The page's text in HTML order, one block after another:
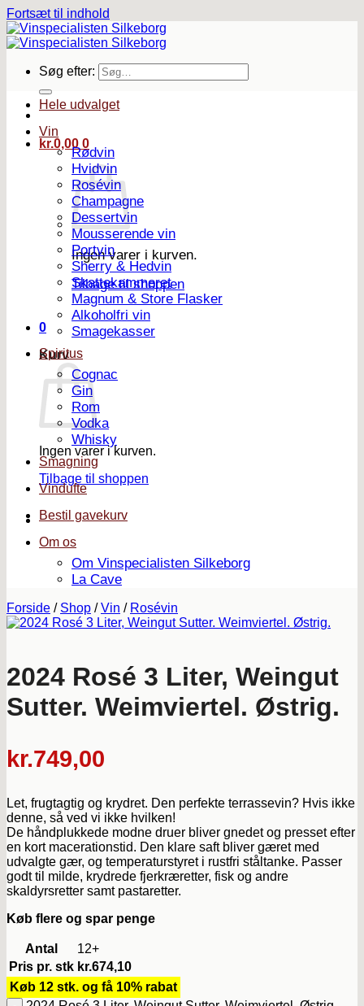
Fortsæt til indhold
Søg efter:
kr.0,00 0
Ingen varer i kurven.
Tilbage til shoppen
0
Kurv
Ingen varer i kurven.
Tilbage til shoppen
Hele udvalget
Vin
Rødvin
Hvidvin
Rosévin
Champagne
Dessertvin
Mousserende vin
Portvin
Sherry & Hedvin
Skattekammeret
Magnum & Store Flasker
Alkoholfri vin
Smagekasser
Spiritus
Cognac
Gin
Rom
Vodka
Whisky
Smagning
Vindufte
Bestil gavekurv
Om os
Om Vinspecialisten Silkeborg
La Cave
Forside / Shop / Vin / Rosévin
2024 Rosé 3 Liter, Weingut
Sutter. Weimviertel. Østrig.
kr.749,00
Let, frugtagtig og krydret. Den perfekte terrassevin? Hvis ikke
denne, så ved vi ikke hvilken!
De håndplukkede modne druer bliver gnedet og presset efter
en kort macerationstid. Den klare saft bliver gæret med
udvalgte gær, og temperaturstyret i rustfri ståltanke. Passer
godt til milde, krydrede fjerkræretter, fisk og andre
skaldyrsretter samt pastaretter.
Køb flere og spar penge
Antal
12+
Pris pr. stk kr.674,10
Køb 12 stk. og få 10% rabat